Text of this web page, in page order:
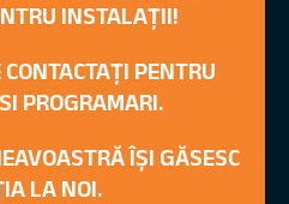
INSTALAȚII!
PENTRU
PROGRAMARI.
ÎȘI GĂSESC
LA NOI.